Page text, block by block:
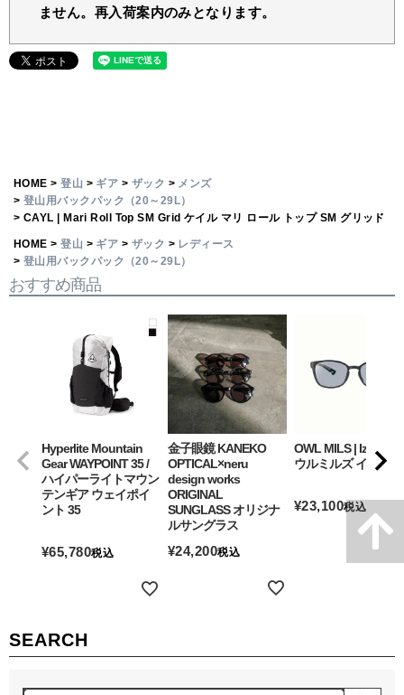
SEARCH
ません。再入荷案内のみとなります。
HOME 登山 ギア ザック
メンズ
登山用バックパック（20～29L）
CAYL | Mari Roll Top SM Grid ケイル マリ ロール トップ SM グリッド
HOME 登山 ギア ザック
レディース
登山用バックパック（20～29L）
おすすめ商品
Hyperlite Mountain
Gear WAYPOINT 35 /
ハイパーライトマウン
テンギア ウェイポイ
ント 35
¥65,780税込
金子眼鏡 KANEKO
OPTICAL×neru
design works
ORIGINAL
SUNGLASS オリジナ
ルサングラス
¥24,200税込
OWL MILS | Izanagi
ウルミルズ イザナギ
¥23,100税込